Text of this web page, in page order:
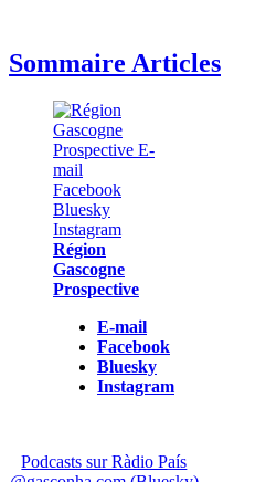
Sommaire Articles
Région
Gascogne
Prospective
E-mail
Facebook
Bluesky
Instagram
Podcasts sur Ràdio País